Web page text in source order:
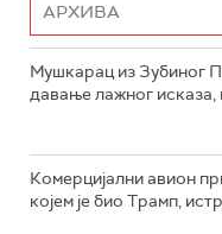
Мушкарац из Зубиног
давање лажног исказа,
Комерцијални авион
којем је био Трамп,